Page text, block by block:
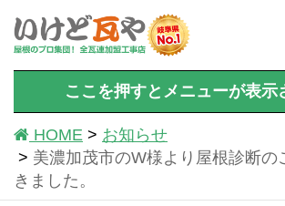
ここを押すとメニューが表示
HOME
お知らせ
美濃加茂市のW様より屋根診断の
きました。